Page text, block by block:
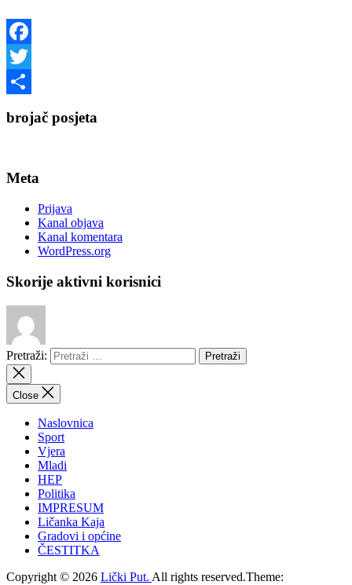
Facebook
Twitter
brojač posjeta
Meta
Prijava
Kanal objava
Kanal komentara
WordPress.org
Skorije aktivni korisnici
Pretraži:
Close
Naslovnica
Sport
Vjera
Mladi
HEP
Politika
IMPRESUM
Ličanka Kaja
Gradovi i općine
ČESTITKA
Copyright © 2026 Lički Put. All rights reserved.Theme: